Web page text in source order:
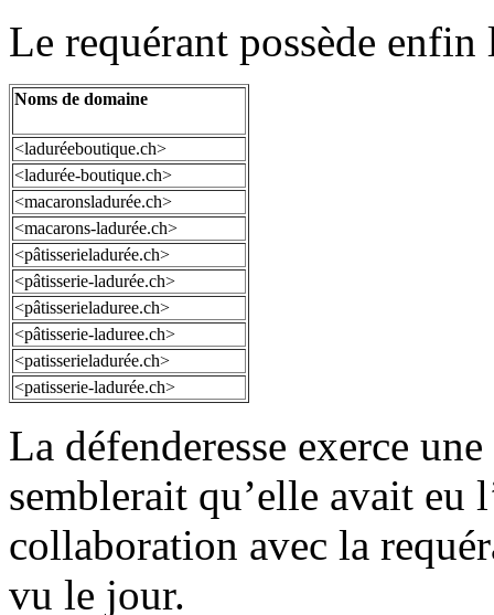
Le requérant possède
Noms de domaine
<laduréeboutique.ch>
<ladurée-boutique.ch>
<macaronsladurée.ch>
<macarons-ladurée.ch>
<pâtisserieladurée.ch>
<pâtisserie-ladurée.ch>
<pâtisserieladuree.ch>
<pâtisserie-laduree.ch>
<patisserieladurée.ch>
<patisserie-ladurée.ch>
La défenderesse exerce
semblerait qu’elle avait eu
collaboration avec la
vu le jour.